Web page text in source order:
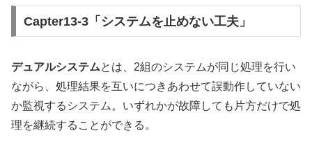
Capter13-3「システムを止めない工夫」
デュアルシステムとは、2組のシステムが同じ処理を行い
ながら、処理結果を互いにつきあわせて誤動作していない
か監視するシステム。いずれかが故障しても片方だけで処
理を継続することができる。